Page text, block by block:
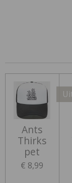
Ants
Thirks
pet
€ 8,99